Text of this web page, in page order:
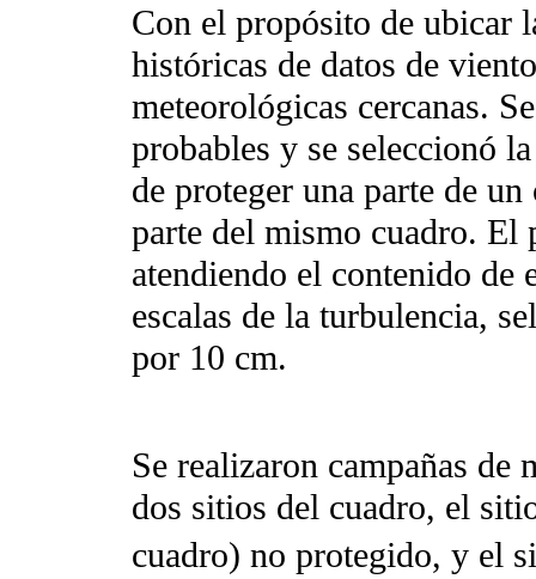
Con el propósito de ubicar
históricas de datos de
meteorológicas cercanas.
probables y se seleccionó
de proteger una parte de
parte del mismo cuadro. El
atendiendo el contenido de
escalas de la turbulencia,
por 10 cm.
Se realizaron campañas
dos sitios del cuadro, el
cuadro) no protegido, y el